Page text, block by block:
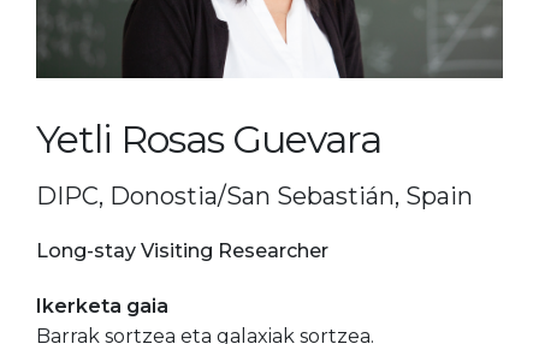
Yetli Rosas Guevara
DIPC, Donostia/San Sebastián, Spain
Long-stay Visiting Researcher
Ikerketa gaia
Barrak sortzea eta galaxiak sortzea.